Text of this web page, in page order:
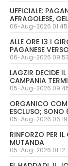
UFFICIALE:
AFRAGOLESE,
06-Aug-2026 01:45
ALLE ORE 13 I
PAGANESE
06-Aug-2026 09:53
LAGZIR DECIDE
CAMPANIA
05-Aug-2026
ORGANICO
ESCLUSO; SONO
05-Aug-2026 06:19
RINFORZO PER
MUTANDA
05-Aug-2026 01:12